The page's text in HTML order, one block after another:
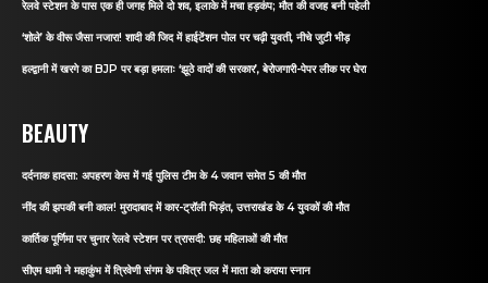
रेलवे स्टेशन के पास एक ही जगह मिले दो शव, इलाके में मचा हड़कंप; मौत की वजह बनी पहेली
‘शोले’ के वीरू जैसा नजारा! शादी की जिद में हाईटेंशन पोल पर चढ़ी युवती, नीचे जुटी भीड़
हल्द्वानी में खरगे का BJP पर बड़ा हमलाः ‘झूठे वादों की सरकार’, बेरोजगारी-पेपर लीक पर घेरा
BEAUTY
दर्दनाक हादसा: अपहरण केस में गई पुलिस टीम के 4 जवान समेत 5 की मौत
नींद की झपकी बनी काल! मुरादाबाद में कार-ट्रॉली भिड़ंत, उत्तराखंड के 4 युवकों की मौत
कार्तिक पूर्णिमा पर चुनार रेलवे स्टेशन पर त्रासदी: छह महिलाओं की मौत
सीएम धामी ने महाकुंभ में त्रिवेणी संगम के पवित्र जल में माता को कराया स्नान